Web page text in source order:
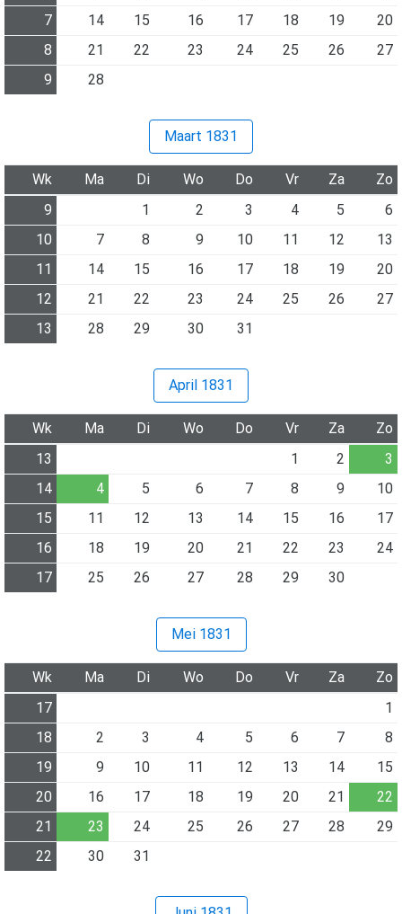
7
14 15 16 17 18 19
20
8
21 22 23 24 25 26
27
9
28
Maart 1831
Wk Ma Di Wo Do Vr Za
Zo
9
1 2 3 4 5
6
10
7 8 9 10 11 12
13
11
14 15 16 17 18 19
20
12
21 22 23 24 25 26
27
13
28 29 30 31
April 1831
Wk Ma Di Wo Do Vr Za
Zo
13
1 2
3
14
4 5 6 7 8 9
10
15
11 12 13 14 15 16
17
16
18 19 20 21 22 23
24
17
25 26 27 28 29 30
Mei 1831
Wk Ma Di Wo Do Vr Za
Zo
17
1
18
2 3 4 5 6 7
8
19
9 10 11 12 13 14
15
20
16 17 18 19 20 21
22
21
23 24 25 26 27 28
29
22
30 31